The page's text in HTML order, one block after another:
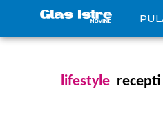
lifestyle recepti